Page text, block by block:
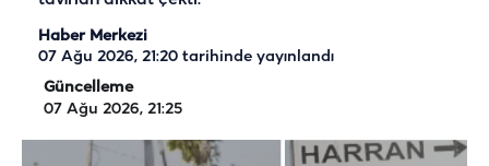
Haber Merkezi
07 Ağu 2026, 21:20 tarihinde yayınlandı
Güncelleme
07 Ağu 2026, 21:25